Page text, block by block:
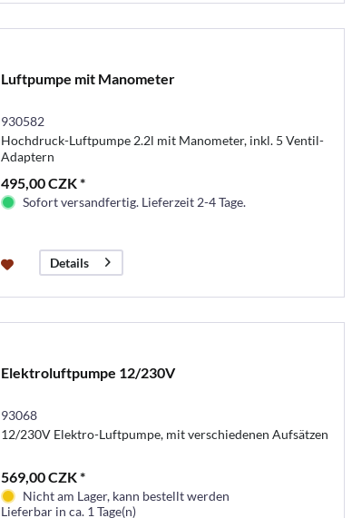
Luftpumpe mit Manometer
930582
Hochdruck-Luftpumpe 2.2l mit Manometer, inkl. 5 Ventil-
Adaptern
495,00 CZK *
Sofort versandfertig. Lieferzeit 2-4 Tage.
Details
Elektroluftpumpe 12/230V
93068
12/230V Elektro-Luftpumpe, mit verschiedenen Aufsätzen
569,00 CZK *
Nicht am Lager, kann bestellt werden
Lieferbar in ca. 1 Tage(n)